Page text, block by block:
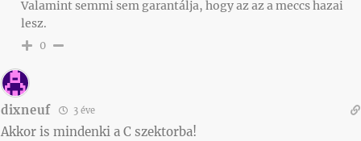
Valamint semmi sem garantálja, hogy az az a meccs hazai
lesz.
0
dixneuf 3 éve
Akkor is mindenki a C szektorba!